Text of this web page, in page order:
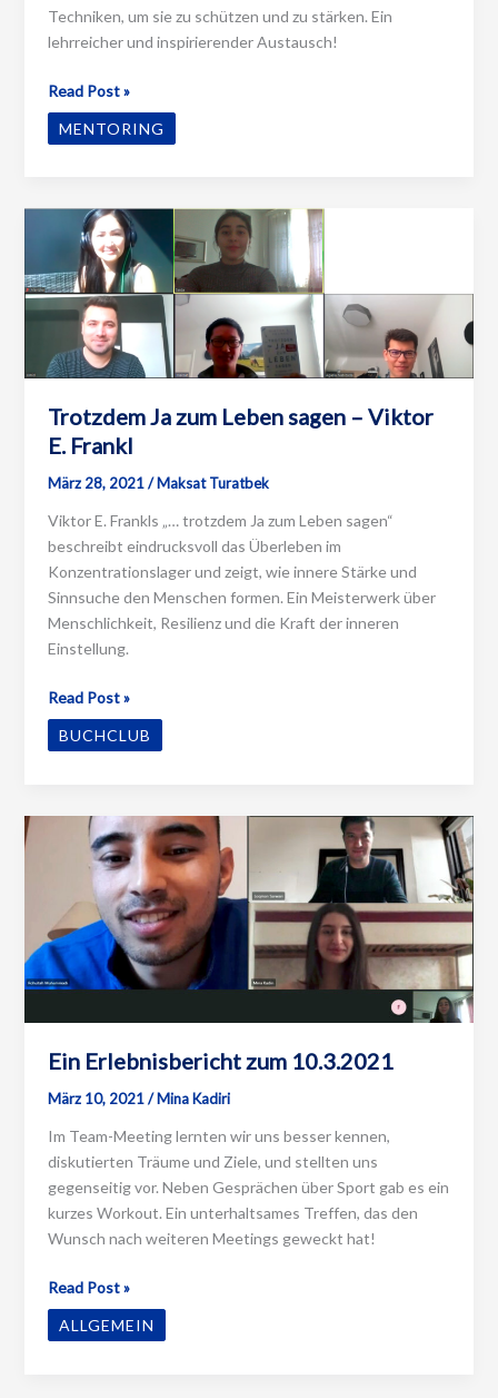
Techniken, um sie zu schützen und zu stärken. Ein
lehrreicher und inspirierender Austausch!
Workshop
Mental
Health
Read Post »
MENTORING
Trotzdem Ja zum Leben sagen – Viktor
E. Frankl
März 28, 2021/Maksat Turatbek
Viktor E. Frankls „… trotzdem Ja zum Leben sagen“
beschreibt eindrucksvoll das Überleben im
Konzentrationslager und zeigt, wie innere Stärke und
Sinnsuche den Menschen formen. Ein Meisterwerk über
Menschlichkeit, Resilienz und die Kraft der inneren
Einstellung.
Trotzdem
Ja
zum
Frankl
Read Post »
BUCHCLUB
Ein Erlebnisbericht zum 10.3.2021
März 10, 2021/Mina Kadiri
Im Team-Meeting lernten wir uns besser kennen,
diskutierten Träume und Ziele, und stellten uns
gegenseitig vor. Neben Gesprächen über Sport gab es ein
kurzes Workout. Ein unterhaltsames Treffen, das den
Wunsch nach weiteren Meetings geweckt hat!
Ein
Erlebnisbericht
zum
Read Post »
ALLGEMEIN